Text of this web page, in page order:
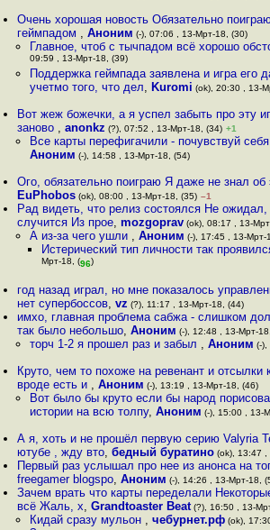
Очень хорошая новость Обязательно
геймпадом ,Аноним (-), 07:06 , 13-Мрт-18, (30)
Главное, чтоб с тычпадом всё хорошо
09:59 , 13-Мрт-18, (39)
Поддержка геймпада заявлена и игра его
учетмо того, что дел, Kuromi (ok), 20:30 , 13-
Вот жеж божечки, а я успел забыть про эту
заново ,anonkz (?), 07:52 , 13-Мрт-18, (34) +1
Все карты перефигачили - почувствуй
Аноним (-), 14:58 , 13-Мрт-18, (54)
Ого, обязательно поиграю Я даже не знал об
EuPhobos (ok), 08:00 , 13-Мрт-18, (35) –1
Рад видеть, что релиз состоялся Не ожидал,
случится Из прое,mozgoprav (ok), 08:17 , 13-
А из-за чего ушли , Аноним (-), 17:45 , 13-Мрт-
Истерический тип личности так
Мрт-18, (96)
год назад играл, но мне показалось
нет супербоссов,vz (?), 11:17 , 13-Мрт-18, (44)
имхо, главная проблема сабжа - слишком
так было небольшо,Аноним (-), 12:48 , 13-Мрт-
торч 1-2 я прошел раз и забыл , Аноним (-),
Круто, чем то похоже на ревенант и отсылки
вроде есть и ,Аноним (-), 13:19 , 13-Мрт-18, (46)
Вот было бы круто если бы народ
истории на всю толпу, Аноним (-), 15:00 , 13-
А я, хоть и не прошёл первую серию Valyria
ютубе , жду вто,бедный буратино (ok), 13:47 ,
Первый раз услышал про нее из анонса на
freegamer blogspo,Аноним (-), 14:26 , 13-Мрт-18,
Зачем врать что карты переделали
всё Жаль, х,Grandtoaster Beat (?), 16:50 , 13-
Кидай сразу мульон , чебурнет.рф(ok),